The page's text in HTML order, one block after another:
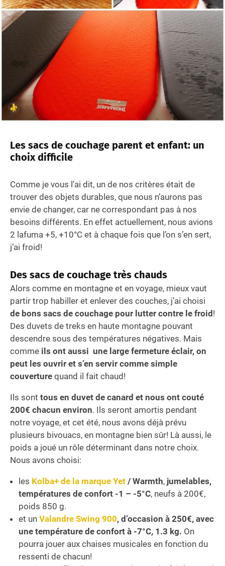
Les sacs de couchage parent et enfant: un
choix difficile
Comme je vous l’ai dit, un de nos critères était de
trouver des objets durables, que nous n’aurons pas
envie de changer, car ne correspondant pas à nos
besoins différents. En effet actuellement, nous avions
2 lafuma +5, +10°C et à chaque fois que l’on s’en sert,
j’ai froid!
Des sacs de couchage très chauds
Alors comme en montagne et en voyage, mieux vaut
partir trop habiller et enlever des couches, j’ai choisi
de bons sacs de couchage pour lutter contre le froid !
Des duvets de treks en haute montagne pouvant
descendre sous des températures négatives. Mais
comme ils ont aussi une large fermeture éclair, on
peut les ouvrir et s’en servir comme simple
couverture quand il fait chaud!
Ils sont tous en duvet de canard et nous ont couté
200€ chacun environ. Ils seront amortis pendant
notre voyage, et cet été, nous avons déjà prévu
plusieurs bivouacs, en montagne bien sûr! Là aussi, le
poids a joué un rôle déterminant dans notre choix.
Nous avons choisi:
les Kolba+ de la marque Yet / Warmth, jumelables,
températures de confort -1 – -5°C, neufs à 200€,
poids 850 g.
et un Valandre Swing 900, d’occasion à 250€, avec
une température de confort à -7°C, 1.3 kg. On
pourra jouer aux chaises musicales en fonction du
ressenti de chacun!